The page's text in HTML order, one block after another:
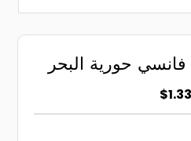
حورية البحر
$1.33